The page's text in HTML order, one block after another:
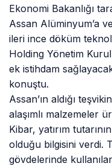
Ekonomi Bakanlığı
Assan Alüminyum’a
ileri ince döküm
Holding Yönetim
ek istihdam
konuştu.
Assan’ın aldığı
alaşımlı malzemeler
Kibar, yatırım
olduğu bilgisini verdi.
gövdelerinde